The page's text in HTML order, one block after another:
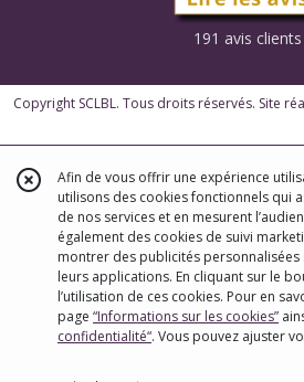
191 avis clients
Copyright SCLBL. Tous droits réservés. Site
Afin de vous offrir une expérience
utilisons des cookies fonctionnels qui
de nos services et en mesurent
également des cookies de suivi
montrer des publicités personnalisées
leurs applications. En cliquant sur le
l’utilisation de ces cookies. Pour en
page “Informations sur les cookies”
confidentialité“. Vous pouvez ajuster